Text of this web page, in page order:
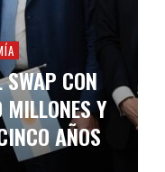
SWAP CON
Y
AÑOS